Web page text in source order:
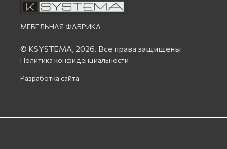
МЕБЕЛЬНАЯ ФАБРИКА
© KSYSTEMA, 2026. Все права защищены
Политика конфиденциальности
Разработка сайта